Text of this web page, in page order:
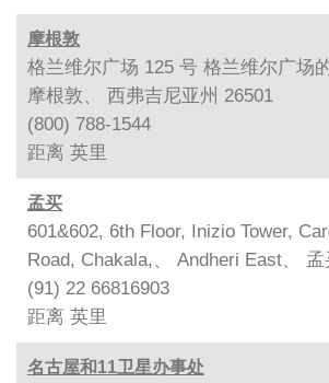
摩根敦
格兰维尔广场 125 号 格兰维尔广场
摩根敦、 西弗吉尼亚州 26501
(800) 788-1544
距离 英里
孟买
601&602, 6th Floor, Inizio Tower,
Road, Chakala,、 Andheri East、 孟
(91) 22 66816903
距离 英里
名古屋和11卫星办事处